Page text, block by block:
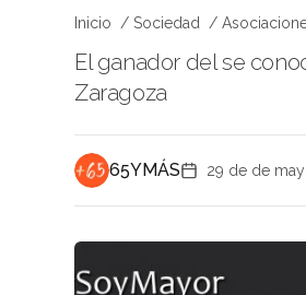
Inicio Sociedad
El ganador del se
Zaragoza
65YMÁS 29 de de